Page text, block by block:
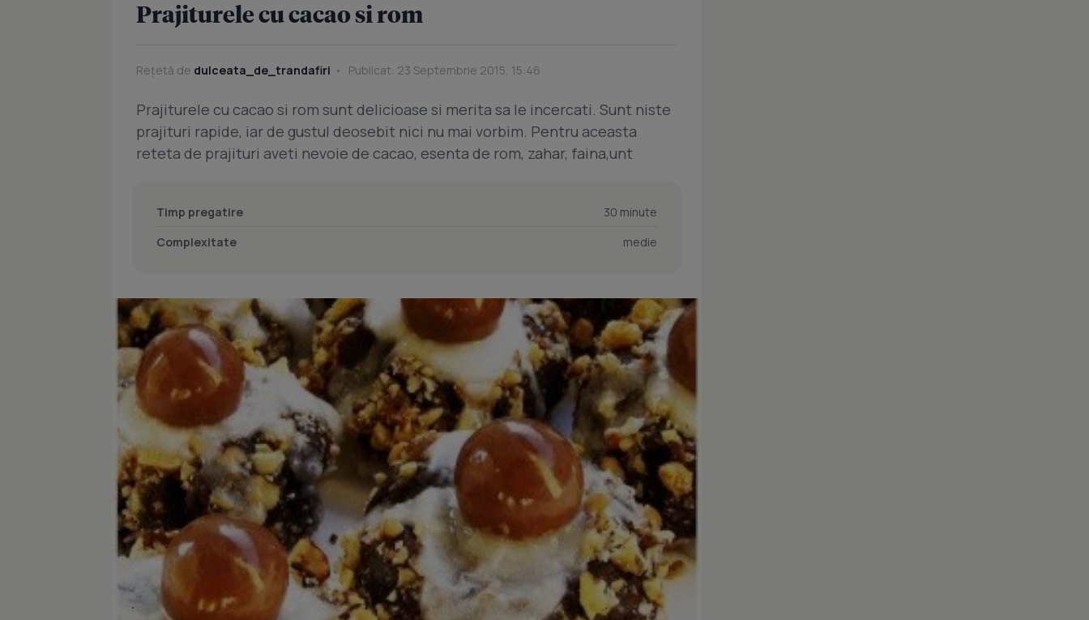
Prajiturele cu cacao si rom
Rețetă de dulceata_de_trandafiri Publicat: 23 Septembrie 2015, 15:46
Prajiturele cu cacao si rom sunt delicioase si merita sa le incercati. Sunt niste
prajituri rapide, iar de gustul deosebit nici nu mai vorbim. Pentru aceasta
reteta de prajituri aveti nevoie de cacao, esenta de rom, zahar, faina,unt
Timp pregatire
30 minute
Complexitate
medie